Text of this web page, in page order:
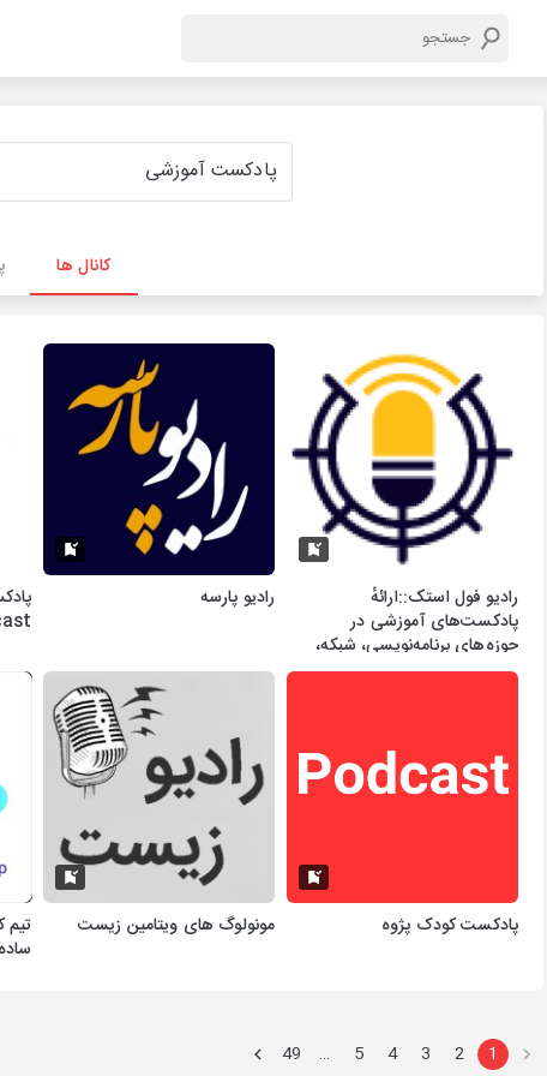
کانال ها
رادیو فول استک::ارائهٔ
پادکست‌های آموزشی در
حوزه‌های برنامه‌نویسی، شبکه،
هوش مصنوعی
رادیو پارسه
پادکست کودک پژوه مونولوگ های ویتامین زیست
ساده
1
2
3
4
5
…
49